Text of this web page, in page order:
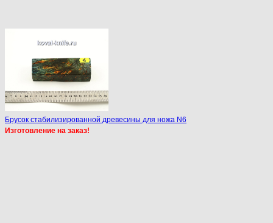
Брусок стабилизированной древесины для ножа N6
Изготовление на заказ!